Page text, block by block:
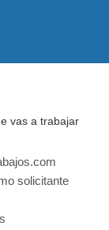
vas a trabajar
solicitante